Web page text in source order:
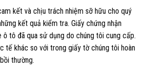
kết và chịu trách nhiệm sỡ hữu cho quý
kết quả kiểm tra. Giấy chứng nhận
tô đã qua sử dụng do chúng tôi cung cấp.
tế khác so với trong giấy tờ chúng tôi hoàn
thường.